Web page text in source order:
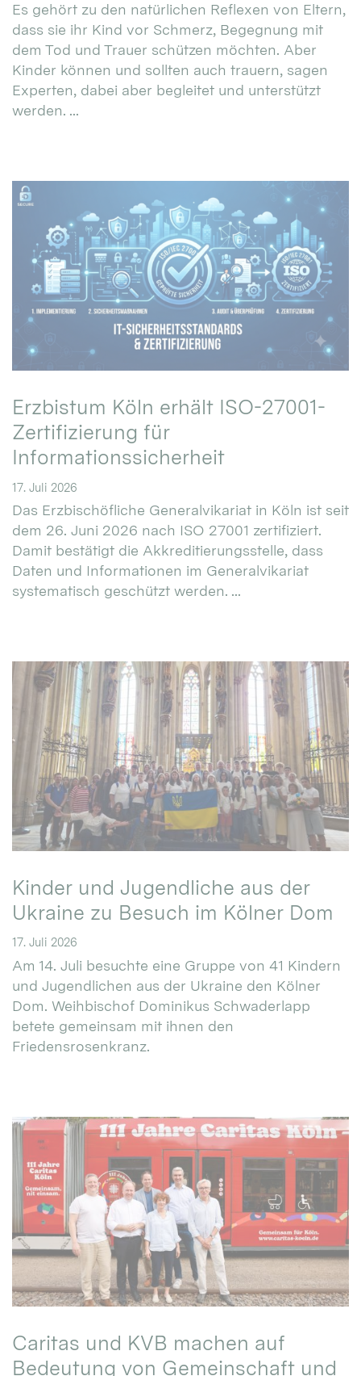
Es gehört zu den natürlichen Reflexen von Eltern,
dass sie ihr Kind vor Schmerz, Begegnung mit
dem Tod und Trauer schützen möchten. Aber
Kinder können und sollten auch trauern, sagen
Experten, dabei aber begleitet und unterstützt
werden. ...
Erzbistum Köln erhält ISO-27001-
Zertifizierung für
Informationssicherheit
17. Juli 2026
Das Erzbischöfliche Generalvikariat in Köln ist seit
dem 26. Juni 2026 nach ISO 27001 zertifiziert.
Damit bestätigt die Akkreditierungsstelle, dass
Daten und Informationen im Generalvikariat
systematisch geschützt werden. ...
Kinder und Jugendliche aus der
Ukraine zu Besuch im Kölner Dom
17. Juli 2026
Am 14. Juli besuchte eine Gruppe von 41 Kindern
und Jugendlichen aus der Ukraine den Kölner
Dom. Weihbischof Dominikus Schwaderlapp
betete gemeinsam mit ihnen den
Friedensrosenkranz.
Caritas und KVB machen auf
Bedeutung von Gemeinschaft und